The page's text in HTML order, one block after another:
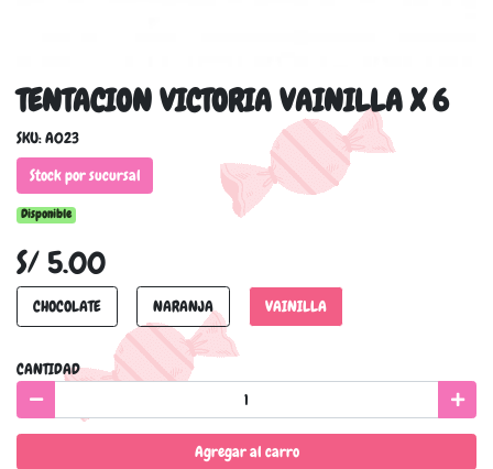
TENTACION VICTORIA VAINILLA X 6
SKU: A023
Stock por sucursal
Disponible
S/ 5.00
CHOCOLATE NARANJA VAINILLA
CANTIDAD
Agregar al carro